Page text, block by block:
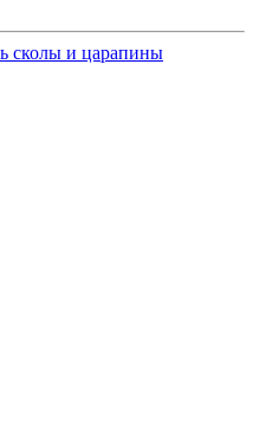
сколы и царапины